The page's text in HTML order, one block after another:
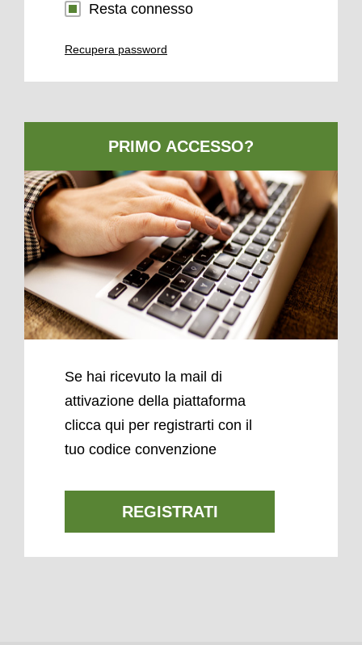
Resta connesso
Recupera password
Se hai ricevuto la mail di
attivazione della piattaforma
clicca qui per registrarti con il
tuo codice convenzione
REGISTRATI